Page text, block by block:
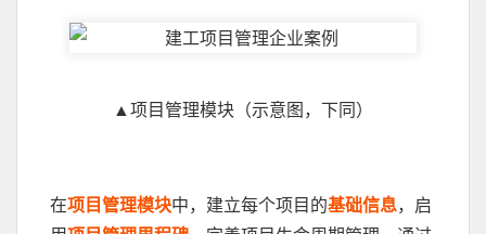
▲项目管理模块（示意图，下同）
在项目管理模块中，建立每个项目的基础信息，启